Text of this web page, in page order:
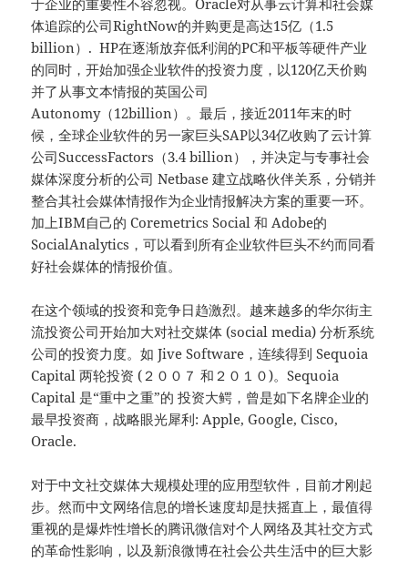
于企业的重要性不容忽视。Oracle对从事云计算和社会媒
体追踪的公司RightNow的并购更是高达15亿（1.5
billion）. HP在逐渐放弃低利润的PC和平板等硬件产业
的同时，开始加强企业软件的投资力度，以120亿天价购
并了从事文本情报的英国公司
Autonomy（12billion）。最后，接近2011年末的时
候，全球企业软件的另一家巨头SAP以34亿收购了云计算
公司SuccessFactors（3.4 billion），并决定与专事社会
媒体深度分析的公司 Netbase 建立战略伙伴关系，分销并
整合其社会媒体情报作为企业情报解决方案的重要一环。
加上IBM自己的 Coremetrics Social 和 Adobe的
SocialAnalytics，可以看到所有企业软件巨头不约而同看
好社会媒体的情报价值。
在这个领域的投资和竞争日趋激烈。越来越多的华尔街主
流投资公司开始加大对社交媒体 (social media) 分析系统
公司的投资力度。如 Jive Software，连续得到 Sequoia
Capital 两轮投资 (２００７ 和２０１０)。Sequoia
Capital 是“重中之重”的 投资大鳄，曾是如下名牌企业的
最早投资商，战略眼光犀利: Apple, Google, Cisco,
Oracle.
对于中文社交媒体大规模处理的应用型软件，目前才刚起
步。然而中文网络信息的增长速度却是扶摇直上，最值得
重视的是爆炸性增长的腾讯微信对个人网络及其社交方式
的革命性影响，以及新浪微博在社会公共生活中的巨大影